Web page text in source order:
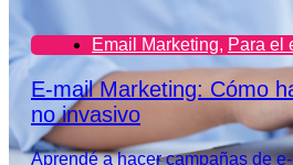
Email Marketing, Para el
E-mail Marketing: Cómo
no invasivo
Aprendé a hacer campañas de